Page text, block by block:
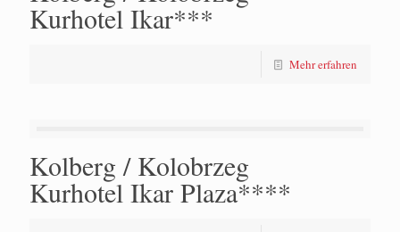
Kurhotel Ikar***
Mehr erfahren
Kolberg / Kolobrzeg
Kurhotel Ikar Plaza****